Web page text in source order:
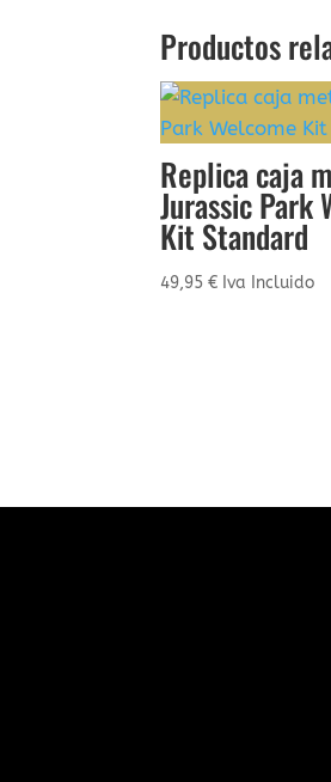
Productos
Replica caja
Jurassic Park
Kit Standard
49,95€ Iva Incluido